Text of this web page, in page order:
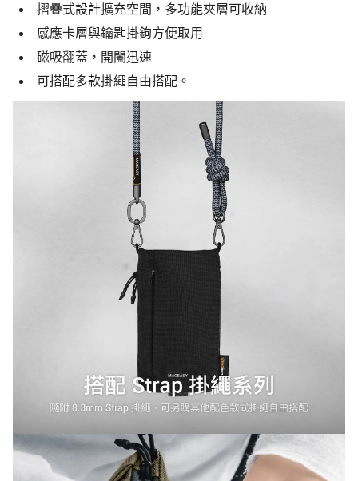
摺疊式設計擴充空間，多功能夾層可收納
感應卡層與鑰匙掛鉤方便取用
磁吸翻蓋，開闔迅速
可搭配多款掛繩自由搭配。